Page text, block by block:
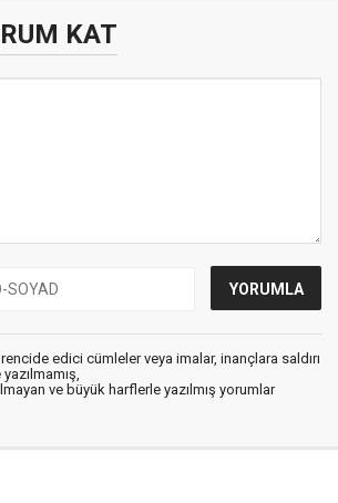
KAT
edici cümleler veya imalar, inançlara saldırı
ve büyük harflerle yazılmış yorumlar